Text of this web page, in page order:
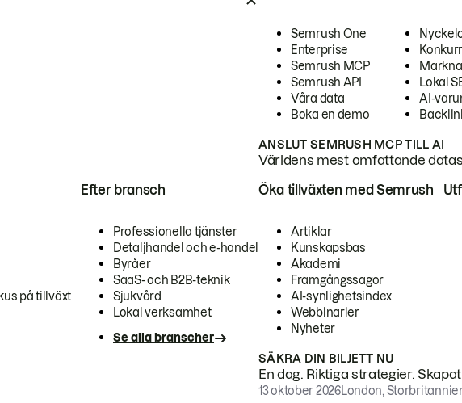
Semrush One
Enterprise
Semrush MCP
Semrush API
Våra data
Boka en demo
Lokal
AI-
ANSLUT SEMRUSH MCP TILL AI
Världens mest omfattande
på tillväxt
Efter bransch
Professionella tjänster
Detaljhandel och e-handel
Byråer
SaaS- och B2B-teknik
Sjukvård
Lokal verksamhet
Se alla branscher
Öka tillväxten med Semrush
Artiklar
Kunskapsbas
Akademi
Framgångssagor
AI-synlighetsindex
Webbinarier
Nyheter
SÄKRA DIN BILJETT NU
En dag. Riktiga strategier.
13 oktober 2026London,